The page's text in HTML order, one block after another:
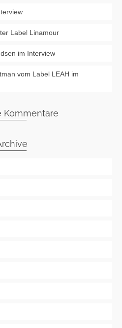
Label Linamour
im Interview
vom Label LEAH im
Kommentare